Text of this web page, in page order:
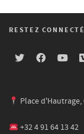
RESTEZ
Place
+32 4 91 64 13 42